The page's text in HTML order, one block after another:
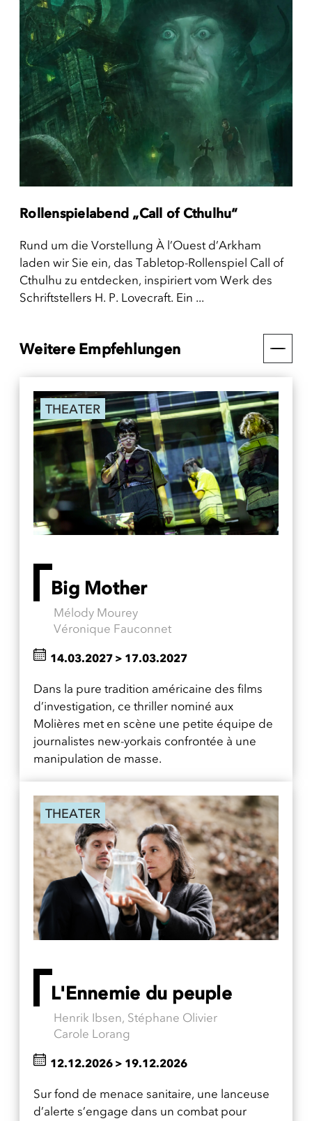
Rollenspielabend „Call of Cthulhu“
Rund um die Vorstellung À l’Ouest d’Arkham
laden wir Sie ein, das Tabletop-Rollenspiel Call of
Cthulhu zu entdecken, inspiriert vom Werk des
Schriftstellers H. P. Lovecraft. Ein ...
Weitere Empfehlungen
THEATER
Big Mother
Mélody Mourey
Véronique Fauconnet
Dans la pure tradition américaine des films
d’investigation, ce thriller nominé aux
Molières met en scène une petite équipe de
journalistes new-yorkais confrontée à une
manipulation de masse.
14.03.2027 > 17.03.2027
THEATER
L'Ennemie du peuple
Henrik Ibsen, Stéphane Olivier
Carole Lorang
Sur fond de menace sanitaire, une lanceuse
d’alerte s’engage dans un combat pour
12.12.2026 > 19.12.2026